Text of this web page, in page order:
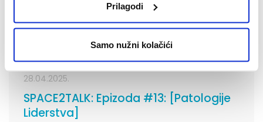
Prilagodi
Samo nužni kolačići
28.04.2025.
SPACE2TALK: Epizoda #13: [Patologije
Liderstva]